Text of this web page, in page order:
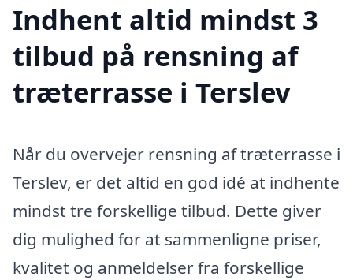
Indhent altid mindst 3
tilbud på rensning af
træterrasse i Terslev
Når du overvejer rensning af træterrasse i
Terslev, er det altid en god idé at indhente
mindst tre forskellige tilbud. Dette giver
dig mulighed for at sammenligne priser,
kvalitet og anmeldelser fra forskellige